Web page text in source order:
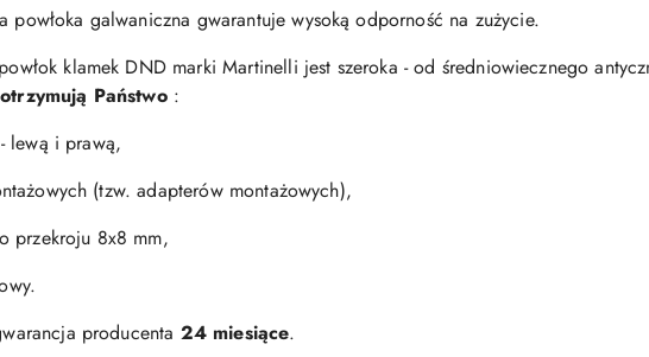
powłoka galwaniczna gwarantuje wysoką odporność na zużycie.
klamek DND marki Martinelli jest szeroka - od średniowiecznego
Państwo:
lewą i prawą,
(tzw. adapterów montażowych),
przekroju 8x8 mm,
producenta 24 miesiące.